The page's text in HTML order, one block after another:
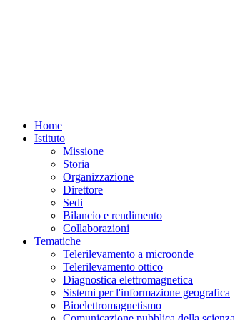
Home
Istituto
Missione
Storia
Organizzazione
Direttore
Sedi
Bilancio e rendimento
Collaborazioni
Tematiche
Telerilevamento a microonde
Telerilevamento ottico
Diagnostica elettromagnetica
Sistemi per l'informazione geografica
Bioelettromagnetismo